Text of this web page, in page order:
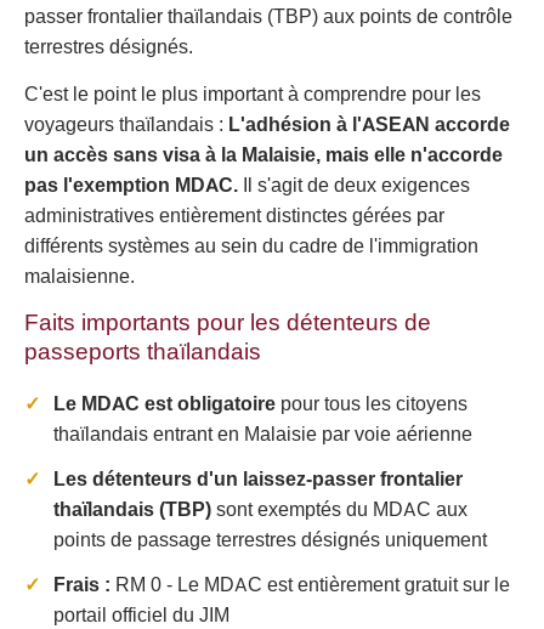
passer frontalier thaïlandais (TBP) aux points de contrôle
terrestres désignés.
C'est le point le plus important à comprendre pour les
voyageurs thaïlandais : L'adhésion à l'ASEAN accorde
un accès sans visa à la Malaisie, mais elle n'accorde
pas l'exemption MDAC. Il s'agit de deux exigences
administratives entièrement distinctes gérées par
différents systèmes au sein du cadre de l'immigration
malaisienne.
Faits importants pour les détenteurs de
passeports thaïlandais
Le MDAC est obligatoire pour tous les citoyens
thaïlandais entrant en Malaisie par voie aérienne
Les détenteurs d'un laissez-passer frontalier
thaïlandais (TBP)sont exemptés du MDAC aux
points de passage terrestres désignés uniquement
Frais : RM 0 - Le MDAC est entièrement gratuit sur le
portail officiel du JIM